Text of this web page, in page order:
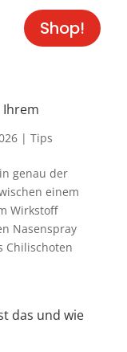
Shop!
Ihrem
| Tips
genau der
einem
Wirkstoff
Nasenspray
Chilischoten
das und wie